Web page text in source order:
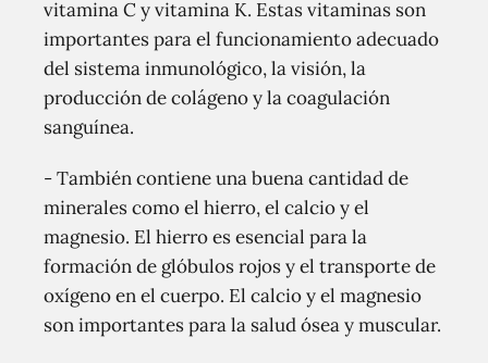
vitamina C y vitamina K. Estas vitaminas son
importantes para el funcionamiento adecuado
del sistema inmunológico, la visión, la
producción de colágeno y la coagulación
sanguínea.
- También contiene una buena cantidad de
minerales como el hierro, el calcio y el
magnesio. El hierro es esencial para la
formación de glóbulos rojos y el transporte de
oxígeno en el cuerpo. El calcio y el magnesio
son importantes para la salud ósea y muscular.